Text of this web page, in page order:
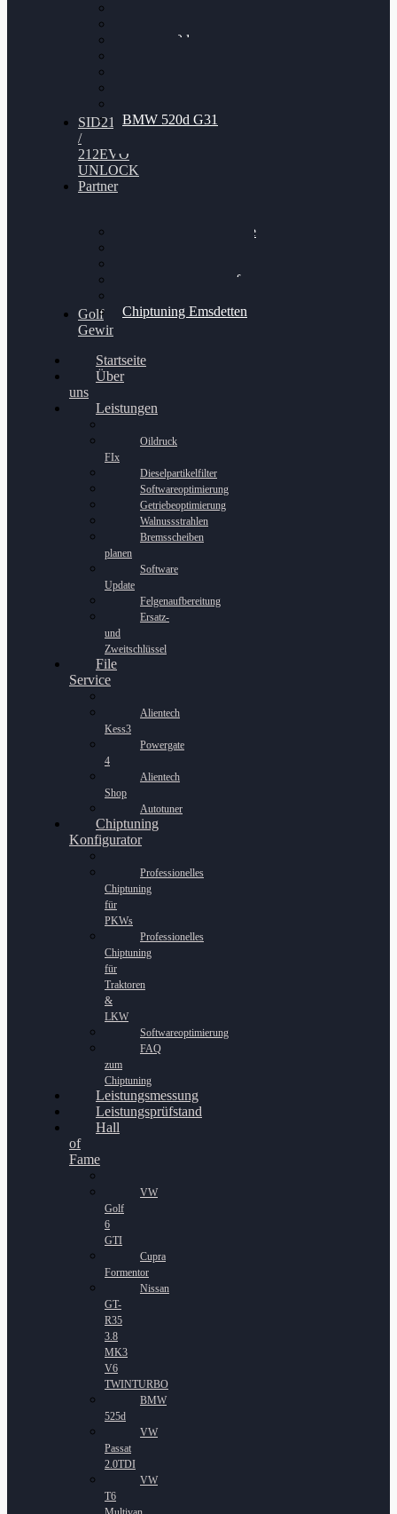
BMW 120d
BMW 520d G31
SID212
/
212EVO
UNLOCK
Partner
Bilgenroth Performance
Chiptuning Schüttorf
Chiptuning Emsdetten
Golf
Gewinnspiel
Startseite
Über
uns
Leistungen
Oildruck
FIx
Dieselpartikelfilter
Softwareoptimierung
Getriebeoptimierung
Walnussstrahlen
Bremsscheiben
planen
Software
Update
Felgenaufbereitung
Ersatz-
und
Zweitschlüssel
File
Service
Alientech
Kess3
Powergate
4
Alientech
Shop
Autotuner
Chiptuning
Konfigurator
Professionelles
Chiptuning
für
PKWs
Professionelles
Chiptuning
für
Traktoren
&
LKW
Softwareoptimierung
FAQ
zum
Chiptuning
Leistungsmessung
Leistungsprüfstand
Hall
of
Fame
VW
Golf
6
GTI
Cupra
Formentor
Nissan
GT-
R35
3.8
MK3
V6
TWINTURBO
BMW
525d
VW
Passat
2.0TDI
VW
T6